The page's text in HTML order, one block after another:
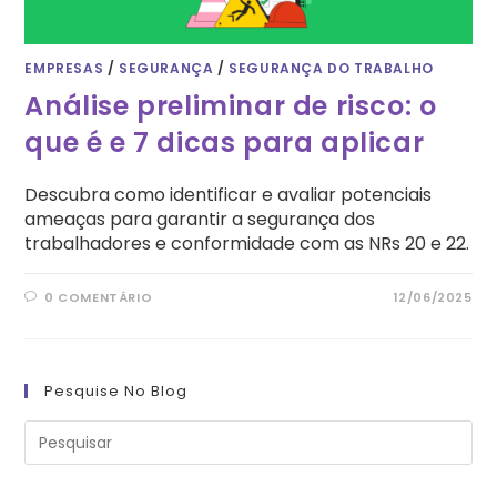
EMPRESAS / SEGURANÇA / SEGURANÇA DO TRABALHO
Análise preliminar de risco: o
que é e 7 dicas para aplicar
Descubra como identificar e avaliar potenciais
ameaças para garantir a segurança dos
trabalhadores e conformidade com as NRs 20 e 22.
0 COMENTÁRIO 12/06/2025
Pesquise No Blog